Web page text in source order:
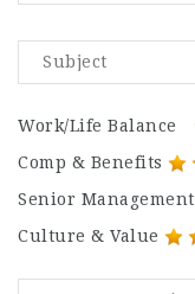
Work/Life Balance
Comp & Benefits
Senior Management
Culture & Value